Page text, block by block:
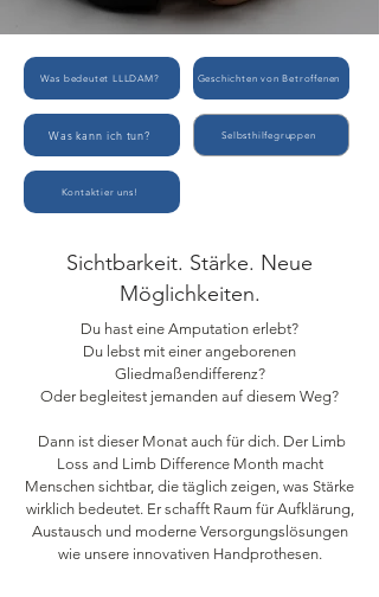
Was bedeutet LLLDAM? Geschichten von Betroffenen
Was kann ich tun? Selbsthilfegruppen
Kontaktier uns!
Sichtbarkeit. Stärke. Neue
Möglichkeiten.
Du hast eine Amputation erlebt?
Du lebst mit einer angeborenen
Gliedmaßendifferenz?
Oder begleitest jemanden auf diesem Weg?
Dann ist dieser Monat auch für dich. Der Limb
Loss and Limb Difference Month macht
Menschen sichtbar, die täglich zeigen, was Stärke
wirklich bedeutet. Er schafft Raum für Aufklärung,
Austausch und moderne Versorgungslösungen
wie unsere innovativen Handprothesen.